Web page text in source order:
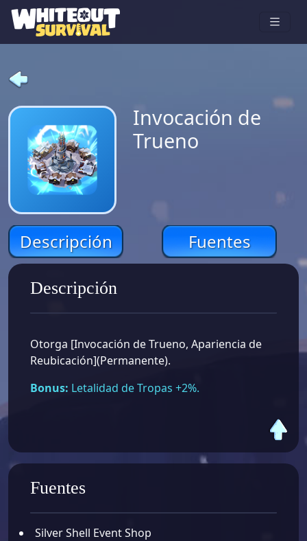
Invocación de
Trueno
Descripción Fuentes
Descripción
Otorga [Invocación de Trueno, Apariencia de
Reubicación](Permanente).
Bonus: Letalidad de Tropas +2%.
Fuentes
Silver Shell Event Shop